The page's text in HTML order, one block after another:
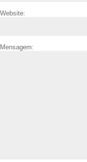
Website:
Mensagem: